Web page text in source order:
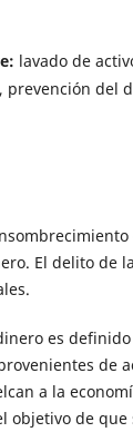
lavado de
prevención del
El delito de
es
de
a la
objetivo de